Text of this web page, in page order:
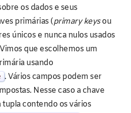
os dados e seus
primárias (primary keysou
únicos e nunca nulos usados
que escolhemos um
usando
. Vários campos podem ser
Nesse caso a chave
tupla contendo os vários